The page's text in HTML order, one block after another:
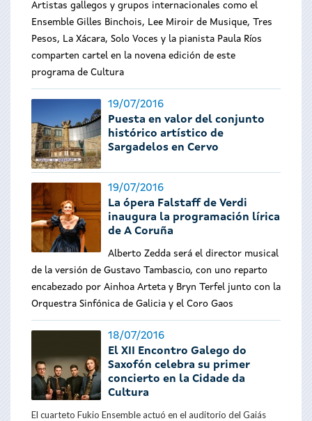
Artistas gallegos y grupos internacionales como el
Ensemble Gilles Binchois, Lee Miroir de Musique, Tres
Pesos, La Xácara, Solo Voces y la pianista Paula Ríos
comparten cartel en la novena edición de este
programa de Cultura
19/07/2016
Puesta en valor del conjunto
histórico artístico de
Sargadelos en Cervo
19/07/2016
La ópera Falstaff de Verdi
inaugura la programación lírica
de A Coruña
Alberto Zedda será el director musical
de la versión de Gustavo Tambascio, con uno reparto
encabezado por Ainhoa Arteta y Bryn Terfel junto con la
Orquestra Sinfónica de Galicia y el Coro Gaos
18/07/2016
El XII Encontro Galego do
Saxofón celebra su primer
concierto en la Cidade da
Cultura
El cuarteto Fukio Ensemble actuó en el auditorio del Gaiás